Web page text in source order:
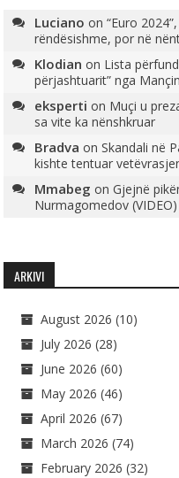
Luciano on“Euro
rëndësishme, por në
Klodian on Lista
përjashtuarit” nga
eksperti on Muçi u
sa vite ka nënshkruar
Bradva onSkandali në
kishte tentuar
Mmabeg onGjejnë
Nurmagomedov (VIDEO)
ARKIVI
August 2026 (10)
July 2026 (28)
June 2026 (60)
May 2026 (46)
April 2026 (67)
March 2026 (74)
February 2026 (32)